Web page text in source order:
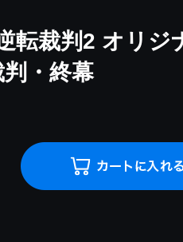
転裁判2 オリジ
・終幕